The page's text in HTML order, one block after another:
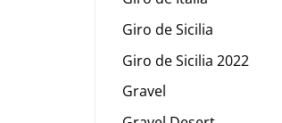
Giro de Sicilia
Giro de Sicilia 2022
Gravel